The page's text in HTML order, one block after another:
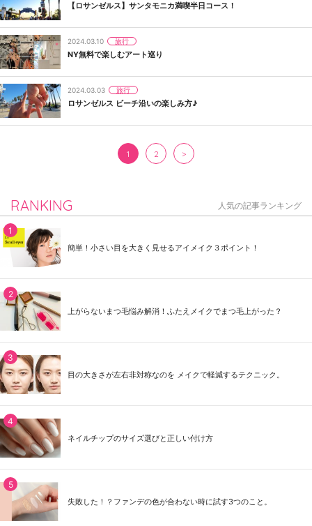
【ロサンゼルス】サンタモニカ満喫半日コース！
2024.03.10 旅行
NY無料で楽しむアート巡り
2024.03.03 旅行
ロサンゼルス ビーチ沿いの楽しみ方♪
1 2 >
RANKING 人気の記事ランキング
簡単！小さい目を大きく見せるアイメイク３ポイント！
上がらないまつ毛悩み解消！ふたえメイクでまつ毛上がった？
目の大きさが左右非対称なのを メイクで軽減するテクニック。
ネイルチップのサイズ選びと正しい付け方
失敗した！？ファンデの色が合わない時に試す3つのこと。